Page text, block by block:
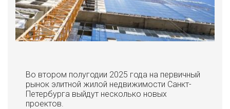
Во втором полугодии 2025 года на первичный
рынок элитной жилой недвижимости Санкт-
Петербурга выйдут несколько новых
проектов.